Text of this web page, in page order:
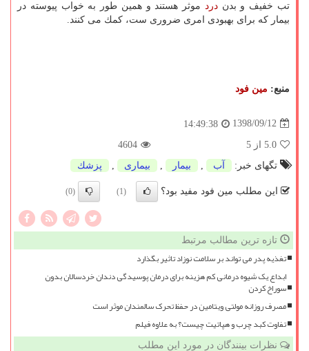
تب خفیف و بدندرد موثر هستند و همین طور به خواب پیوسته در
بیمار كه برای بهبودی امری ضروری ست، كمك می كنند.
منبع: مین فود
1398/09/12
14:49:38
5.0 از 5
4604
تگهای خبر:
آب بیمار بیماری پزشك
این مطلب مین فود مفید بود؟ (1)
(0)
تازه ترین مطالب مرتبط
تغذیه پدر می تواند بر سلامت نوزاد تاثیر بگذارد
ابداع یک شیوه درمانی کم هزینه برای درمان پوسیدگی دندان خردسالان بدون
سوراخ کردن
مصرف روزانه مولتی ویتامین در حفظ تحرک سالمندان موثر است
تفاوت کبد چرب و هپاتیت چیست؟ به علاوه فیلم
نظرات بینندگان در مورد این مطلب